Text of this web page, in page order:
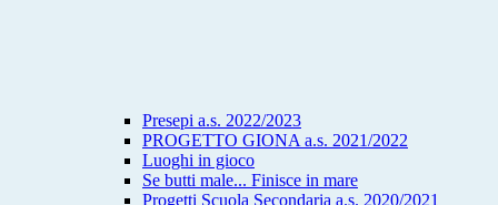
Presepi a.s. 2022/2023
PROGETTO GIONA a.s. 2021/2022
Luoghi in gioco
Se butti male... Finisce in mare
Progetti Scuola Secondaria a.s. 2020/2021